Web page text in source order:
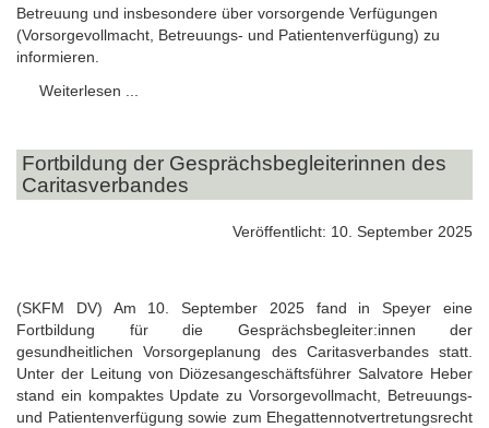
Betreuung und insbesondere über vorsorgende Verfügungen
(Vorsorgevollmacht, Betreuungs- und Patientenverfügung) zu
informieren.
Weiterlesen ...
Fortbildung der Gesprächsbegleiterinnen des
Caritasverbandes
Veröffentlicht: 10. September 2025
(SKFM DV) Am 10. September 2025 fand in Speyer eine
Fortbildung für die Gesprächsbegleiter:innen der
gesundheitlichen Vorsorgeplanung des Caritasverbandes statt.
Unter der Leitung von Diözesangeschäftsführer Salvatore Heber
stand ein kompaktes Update zu Vorsorgevollmacht, Betreuungs-
und Patientenverfügung sowie zum Ehegattennotvertretungsrecht